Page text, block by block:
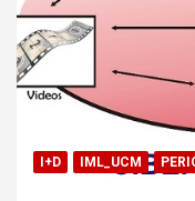
I+D IML_UCM